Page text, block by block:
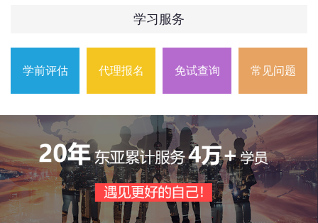
学习服务
学前评估 代理报名 免试查询 常见问题